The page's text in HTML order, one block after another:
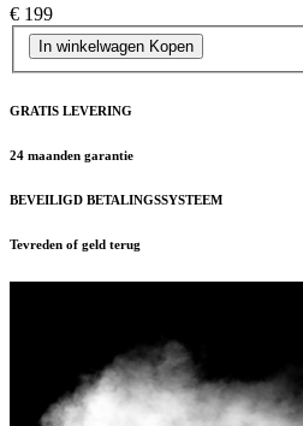
€ 199
In winkelwagen Kopen
GRATIS LEVERING
24 maanden garantie
BEVEILIGD BETALINGSSYSTEEM
Tevreden of geld terug